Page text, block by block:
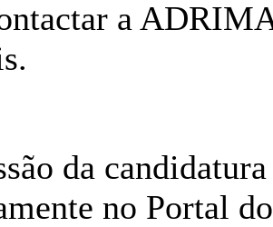
a
da
no Portal